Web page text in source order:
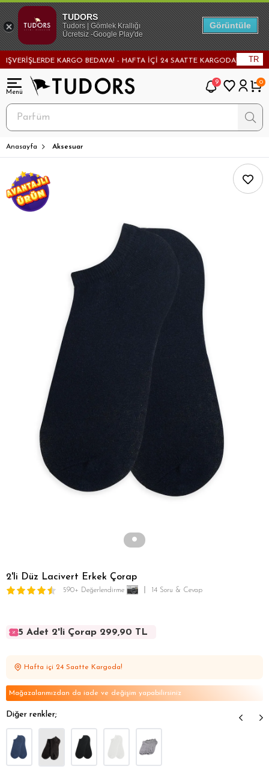
KARGO BEDAVA! - HAFTA İÇİ 24 SAATTE KARGODA! - TR
9 0
Anasayfa Aksesuar
2'li Düz Lacivert Erkek Çorap
590+ Değerlendirme 14 Soru & Cevap
5 Adet 2'li Çorap 299,90 TL
5 Adet 2'li Çorap 299,90 TL
Hafta içi 24 Saatte Kargoda!
Mağazalarımızdan da iade ve değişim yapabilirsiniz
Diğer renkler;
TUDORS
Tudors | Gömlek Krallığı
Ücretsiz -Google Play'de
Görüntüle